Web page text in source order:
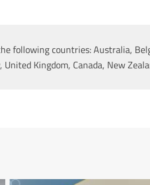
following countries: Australia,
Kingdom, Canada, New